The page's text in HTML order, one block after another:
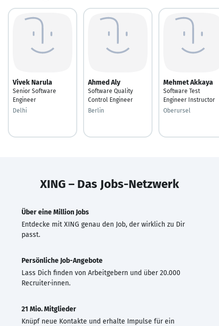
Vivek Narula
Senior Software
Engineer
Delhi
Ahmed Aly
Software Quality
Control Engineer
Berlin
Mehmet Akkaya
Software Test
Engineer Instructor
Oberursel
XING – Das Jobs-Netzwerk
Über eine Million Jobs
Entdecke mit XING genau den Job, der wirklich zu Dir
passt.
Persönliche Job-Angebote
Lass Dich finden von Arbeitgebern und über 20.000
Recruiter·innen.
21 Mio. Mitglieder
Knüpf neue Kontakte und erhalte Impulse für ein